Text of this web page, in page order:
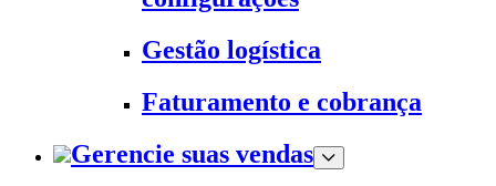
Gestão logística
Faturamento e cobrança
Gerencie suas vendas